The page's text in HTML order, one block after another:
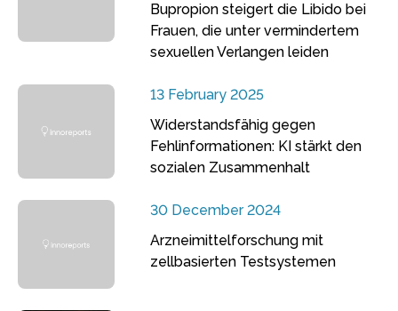
Bupropion steigert die Libido bei
Frauen, die unter vermindertem
sexuellen Verlangen leiden
13 February 2025
Widerstandsfähig gegen
Fehlinformationen: KI stärkt den
sozialen Zusammenhalt
30 December 2024
Arzneimittelforschung mit
zellbasierten Testsystemen